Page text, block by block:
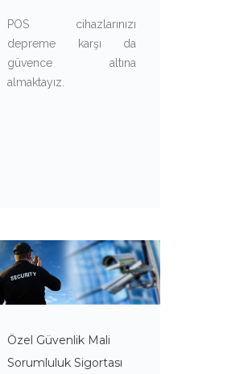
POS cihazlarınızı
depreme karşı da
güvence altına
almaktayız.
Özel Güvenlik Mali
Sorumluluk Sigortası